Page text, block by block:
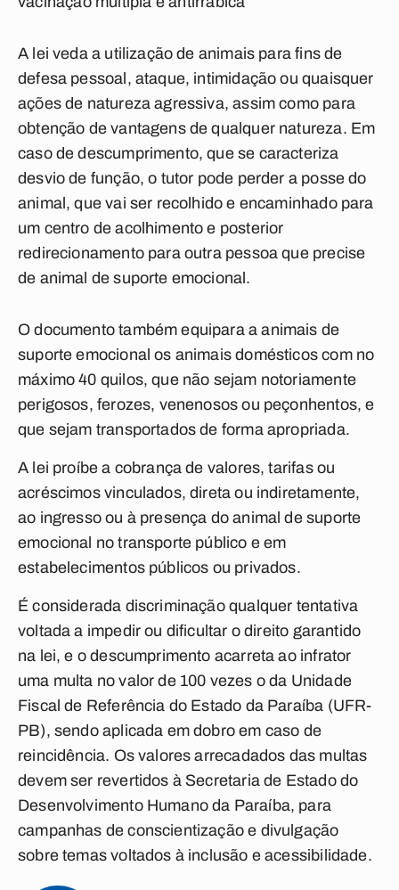
A lei veda a utilização de animais para fins de
defesa pessoal, ataque, intimidação ou quaisquer
ações de natureza agressiva, assim como para
obtenção de vantagens de qualquer natureza. Em
caso de descumprimento, que se caracteriza
desvio de função, o tutor pode perder a posse do
animal, que vai ser recolhido e encaminhado para
um centro de acolhimento e posterior
redirecionamento para outra pessoa que precise
de animal de suporte emocional.
O documento também equipara a animais de
suporte emocional os animais domésticos com no
máximo 40 quilos, que não sejam notoriamente
perigosos, ferozes, venenosos ou peçonhentos, e
que sejam transportados de forma apropriada.
A lei proíbe a cobrança de valores, tarifas ou
acréscimos vinculados, direta ou indiretamente,
ao ingresso ou à presença do animal de suporte
emocional no transporte público e em
estabelecimentos públicos ou privados.
É considerada discriminação qualquer tentativa
voltada a impedir ou dificultar o direito garantido
na lei, e o descumprimento acarreta ao infrator
uma multa no valor de 100 vezes o da Unidade
Fiscal de Referência do Estado da Paraíba (UFR-
PB), sendo aplicada em dobro em caso de
reincidência. Os valores arrecadados das multas
devem ser revertidos à Secretaria de Estado do
Desenvolvimento Humano da Paraíba, para
campanhas de conscientização e divulgação
sobre temas voltados à inclusão e acessibilidade.